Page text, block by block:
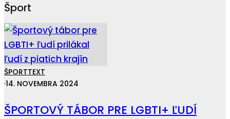
Šport
ŠPORTTEXT
·14. NOVEMBRA 2024
ŠPORTOVÝ TÁBOR PRE LGBTI+ ĽUDÍ